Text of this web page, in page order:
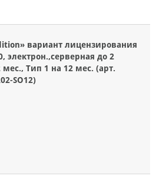
вариант лицензирования
электрон.,серверная до 2
мес., Тип 1 на 12 мес. (арт.
SO12)